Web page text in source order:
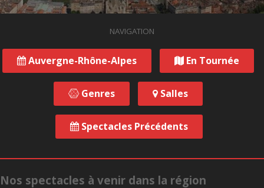
NAVIGATION
Auvergne-Rhône-Alpes En Tournée
Genres Salles
Spectacles Précédents
Nos spectacles à venir dans la région